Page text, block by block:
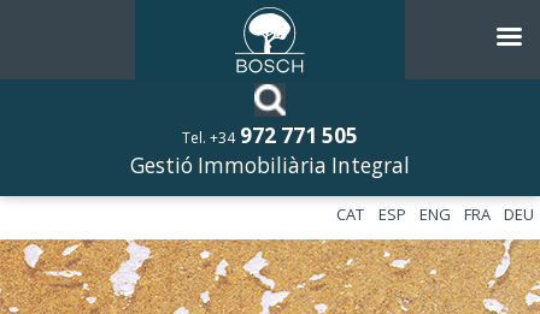
Tel. +34 972 771 505
Gestió Immobiliària Integral
DEU
FRA
ENG
ESP
CAT